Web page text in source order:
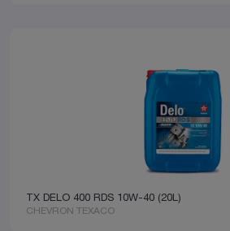
TX DELO 400 RDS 10W-40 (20L)
CHEVRON TEXACO